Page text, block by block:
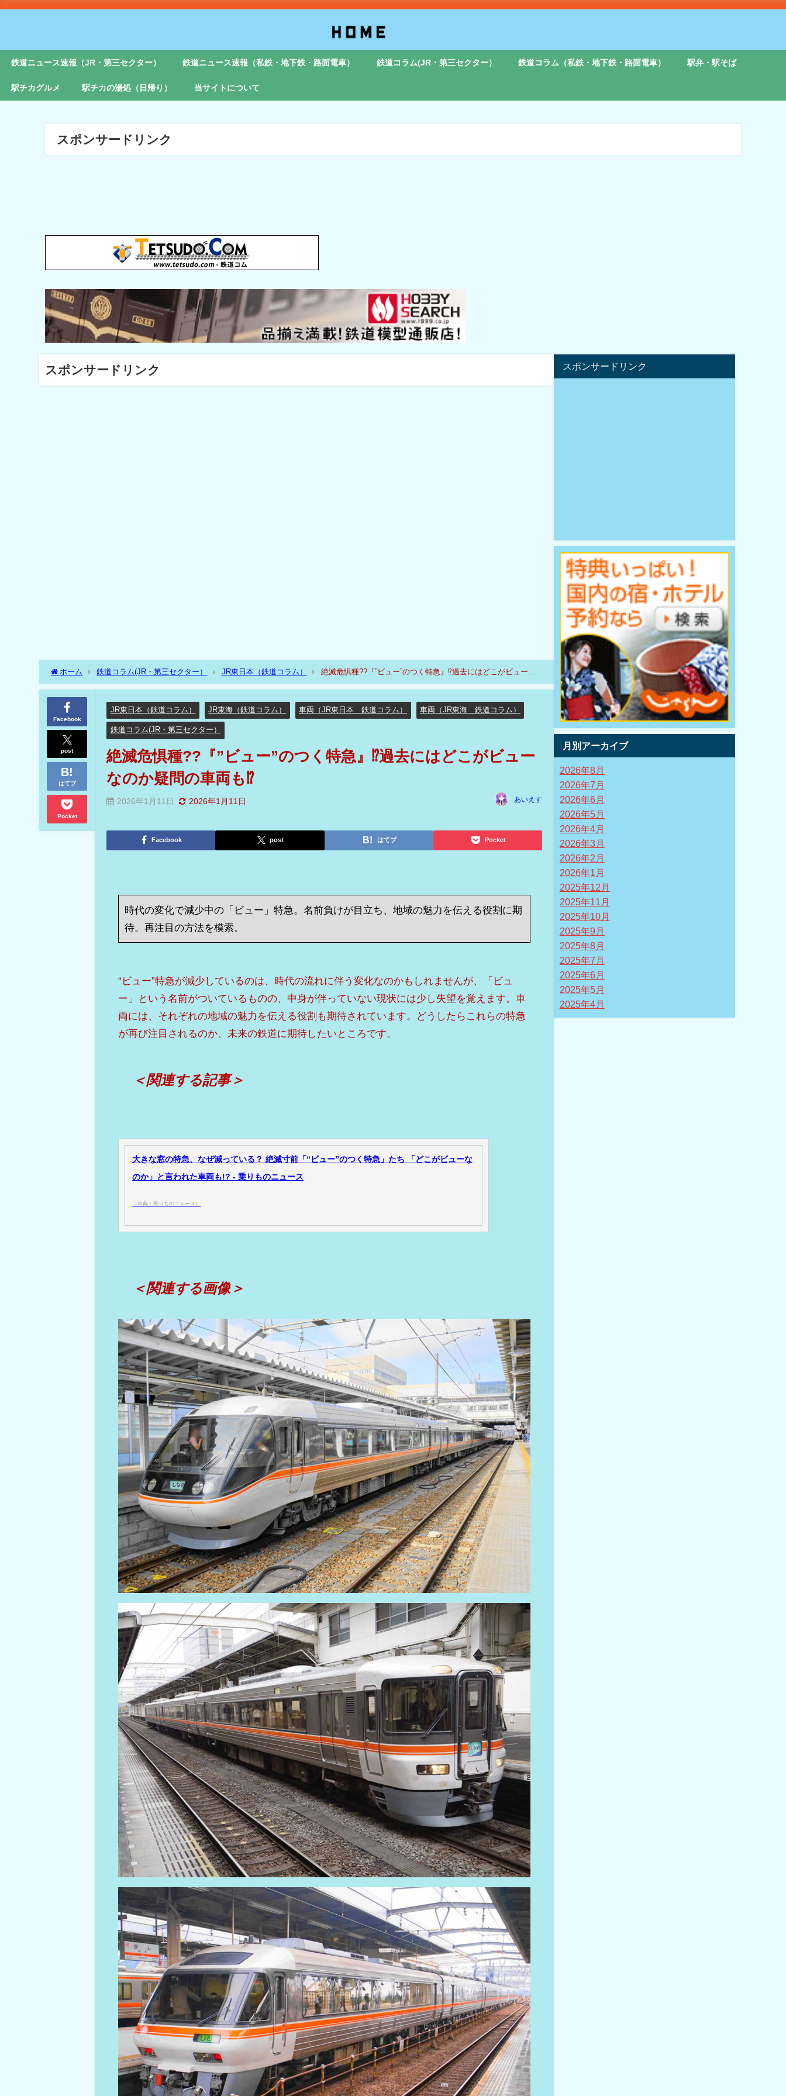
鉄道ニュース速報（JR・第三セクター） 鉄道ニュース速報（私鉄・地下鉄・路面電車） 鉄道コラム(JR・第三セクター） 鉄道コラム（私鉄・地下鉄・路面電車） 駅弁・駅そば
駅チカグルメ 駅チカの湯処（日帰り） 当サイトについて
スポンサードリンク
スポンサードリンク
ホーム 鉄道コラム(JR・第三セクター） JR東日本（鉄道コラム）
絶滅危惧種??『”ビュー”のつく特急』⁉過去にはどこがビューな
のか疑問の車両も⁉
Facebook
post
はてブ
Pocket
JR東日本（鉄道コラム） JR東海（鉄道コラム） 車両（JR東日本 鉄道コラム） 車両（JR東海 鉄道コラム）
鉄道コラム(JR・第三セクター）
絶滅危惧種??『”ビュー”のつく特急』⁉過去にはどこがビュー
なのか疑問の車両も⁉
2026年1月11日 2026年1月11日 あいえす
Facebook post はてブ Pocket
時代の変化で減少中の「ビュー」特急。名前負けが目立ち、地域の魅力を伝える役割に期
待。再注目の方法を模索。
“ビュー”特急が減少しているのは、時代の流れに伴う変化なのかもしれませんが、「ビュ
ー」という名前がついているものの、中身が伴っていない現状には少し失望を覚えます。車
両には、それぞれの地域の魅力を伝える役割も期待されています。どうしたらこれらの特急
が再び注目されるのか、未来の鉄道に期待したいところです。
＜関連する記事＞
大きな窓の特急、なぜ減っている？ 絶滅寸前「“ビュー”のつく特急」たち 「どこがビューな
のか」と言われた車両も!? - 乗りものニュース
（出典：乗りものニュース）
＜関連する画像＞
スポンサードリンク
月別アーカイブ
2026年8月
2026年7月
2026年6月
2026年5月
2026年4月
2026年3月
2026年2月
2026年1月
2025年12月
2025年11月
2025年10月
2025年9月
2025年8月
2025年7月
2025年6月
2025年5月
2025年4月